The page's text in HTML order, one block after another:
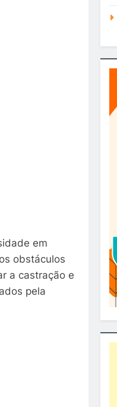
em
obstáculos
a castração e
pela